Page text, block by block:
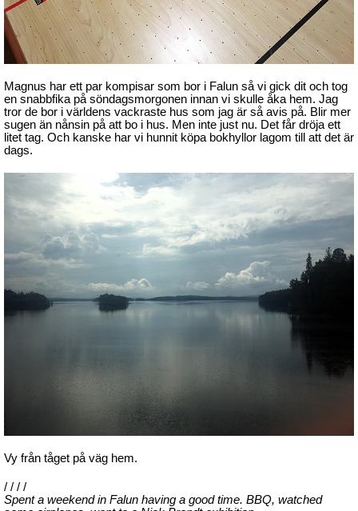
Magnus har ett par kompisar som bor i Falun så vi gick dit och tog
en snabbfika på söndagsmorgonen innan vi skulle åka hem. Jag
tror de bor i världens vackraste hus som jag är så avis på. Blir mer
sugen än nånsin på att bo i hus. Men inte just nu. Det får dröja ett
litet tag. Och kanske har vi hunnit köpa bokhyllor lagom till att det är
dags.
Vy från tåget på väg hem.
/ / / /
Spent a weekend in Falun having a good time. BBQ, watched